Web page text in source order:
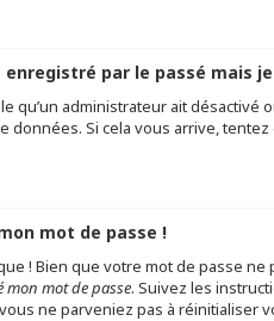
enregistré par le passé mais
qu’un administrateur ait
données. Si cela vous arrive,
mon mot de passe !
! Bien que votre mot de passe
mon mot de passe. Suivez les
ne parveniez pas à réinitialiser